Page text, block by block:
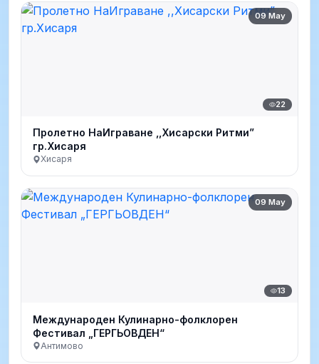
09 May
22
Пролетно НаИграване ,,Хисарски Ритми”
гр.Хисаря
Хисаря
09 May
13
Международен Кулинарно-фолклорен
Фестивал „ГЕРГЬОВДЕН“
Антимово